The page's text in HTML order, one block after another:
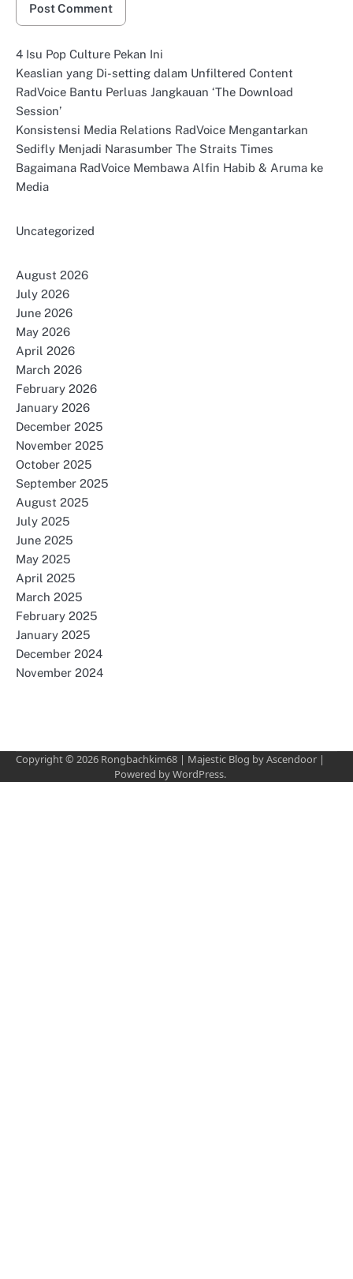
4 Isu Pop Culture Pekan Ini
Keaslian yang Di-setting dalam Unfiltered Content
RadVoice Bantu Perluas Jangkauan ‘The Download
Session’
Konsistensi Media Relations RadVoice Mengantarkan
Sedifly Menjadi Narasumber The Straits Times
Bagaimana RadVoice Membawa Alfin Habib & Aruma ke
Media
Uncategorized
August 2026
July 2026
June 2026
May 2026
April 2026
March 2026
February 2026
January 2026
December 2025
November 2025
October 2025
September 2025
August 2025
July 2025
June 2025
May 2025
April 2025
March 2025
February 2025
January 2025
December 2024
November 2024
Copyright © 2026 Rongbachkim68 | Majestic Blog byAscendoor |
Powered byWordPress.